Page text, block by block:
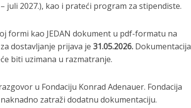
juli 2027.), kao i prateći program za stipendiste.
formi kao JEDAN dokument u pdf-formatu na
dostavljanje prijava je 31.05.2026. Dokumentacija
biti uzimana u razmatranje.
u Fondaciju Konrad Adenauer. Fondacija
zatraži dodatnu dokumentaciju.